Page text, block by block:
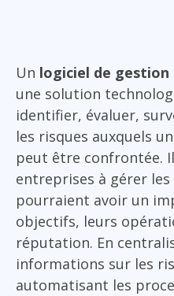
Un logiciel de gestion
une solution
identifier, évaluer,
les risques auxquels
peut être confrontée.
entreprises à gérer
pourraient avoir un
objectifs, leurs
réputation. En
informations sur les
automatisant les